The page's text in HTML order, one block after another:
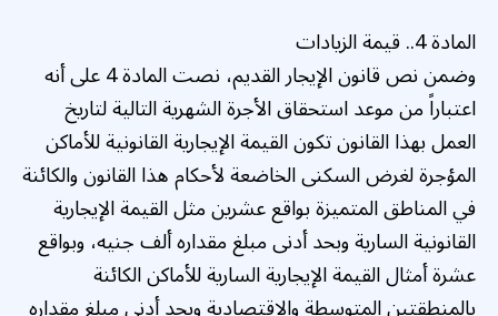
المادة 4.. قيمة الزيادات
وضمن نص قانون الإيجار القديم، نصت المادة 4 على أنه
اعتباراً من موعد استحقاق الأجرة الشهرية التالية لتاريخ
العمل بهذا القانون تكون القيمة الإيجارية القانونية للأماكن
المؤجرة لغرض السكنى الخاضعة لأحكام هذا القانون والكائنة
في المناطق المتميزة بواقع عشرين مثل القيمة الإيجارية
القانونية السارية وبحد أدنى مبلغ مقداره ألف جنيه، وبواقع
عشرة أمثال القيمة الإيجارية السارية للأماكن الكائنة